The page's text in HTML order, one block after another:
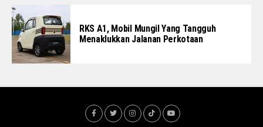
RKS A1, Mobil Mungil Yang Tangguh
Menaklukkan Jalanan Perkotaan